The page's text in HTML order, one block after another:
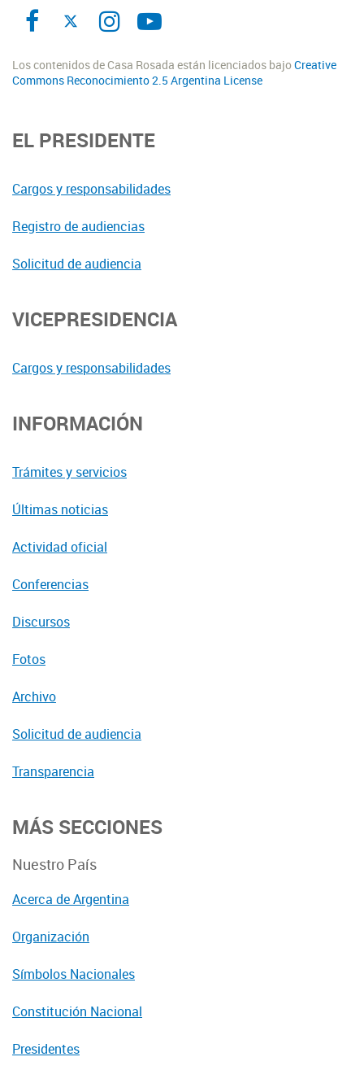
Los contenidos de Casa Rosada están licenciados bajoCreative
Commons Reconocimiento 2.5 Argentina License
EL PRESIDENTE
Cargos y responsabilidades
Registro de audiencias
Solicitud de audiencia
VICEPRESIDENCIA
Cargos y responsabilidades
INFORMACIÓN
Trámites y servicios
Últimas noticias
Actividad oficial
Conferencias
Discursos
Fotos
Archivo
Solicitud de audiencia
Transparencia
MÁS SECCIONES
Nuestro País
Acerca de Argentina
Organización
Símbolos Nacionales
Constitución Nacional
Presidentes